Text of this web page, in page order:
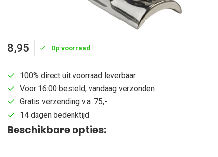
8,95 Op voorraad
100% direct uit voorraad leverbaar
Voor 16:00 besteld, vandaag verzonden
Gratis verzending v.a. 75,-
14 dagen bedenktijd
Beschikbare opties: